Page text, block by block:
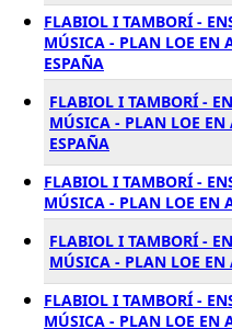
FLABIOL I TAMBORÍ -
MÚSICA - PLAN LOE EN
ESPAÑA
FLABIOL I TAMBORÍ -
MÚSICA - PLAN LOE
ESPAÑA
FLABIOL I TAMBORÍ -
MÚSICA - PLAN LOE EN
FLABIOL I TAMBORÍ -
MÚSICA - PLAN LOE EN
FLABIOL I TAMBORÍ -
MÚSICA - PLAN LOE EN